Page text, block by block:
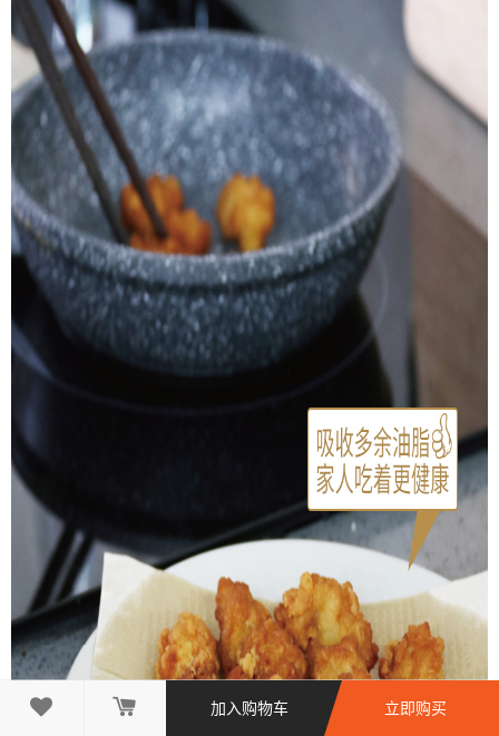
 加入购物车 立即购买